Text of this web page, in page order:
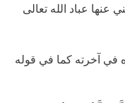
عنها عباد الله تعالى
في آخرته كما في قوله